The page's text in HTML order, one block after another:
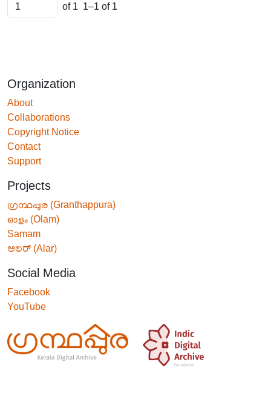
of 1 1–1 of 1
Organization
About
Collaborations
Copyright Notice
Contact
Support
Projects
ഗ്രന്ഥപ്പുര (Granthappura)
ഓളം (Olam)
Samam
ಅಲರ್ (Alar)
Social Media
Facebook
YouTube